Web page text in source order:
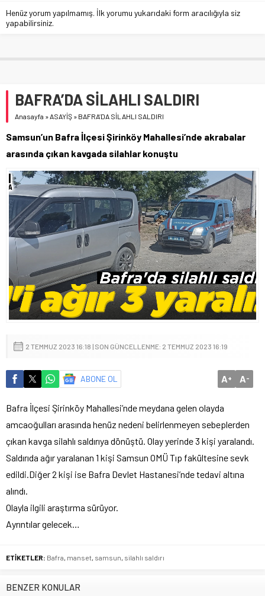
Henüz yorum yapılmamış. İlk yorumu yukarıdaki form aracılığıyla siz
yapabilirsiniz.
BAFRA’DA SİLAHLI SALDIRI
Anasayfa »ASAYİŞ » BAFRA’DA SİLAHLI SALDIRI
Samsun’un Bafra İlçesi Şirinköy Mahallesi’nde akrabalar
arasında çıkan kavgada silahlar konuştu
2 TEMMUZ 2023 16:18 | SON GÜNCELLENME: 2 TEMMUZ 2023 16:19
ABONE OL A+ A-
Bafra İlçesi Şirinköy Mahallesi’nde meydana gelen olayda
amcaoğulları arasında henüz nedeni belirlenmeyen sebeplerden
çıkan kavga silahlı saldırıya dönüştü. Olay yerinde 3 kişi yaralandı.
Saldırıda ağır yaralanan 1 kişi Samsun OMÜ Tıp fakültesine sevk
edildi.Diğer 2 kişi ise Bafra Devlet Hastanesi’nde tedavi altına
alındı.
Olayla ilgili araştırma sürüyor.
Ayrıntılar gelecek…
ETİKETLER: Bafra, manset, samsun, silahlı saldırı
BENZER KONULAR